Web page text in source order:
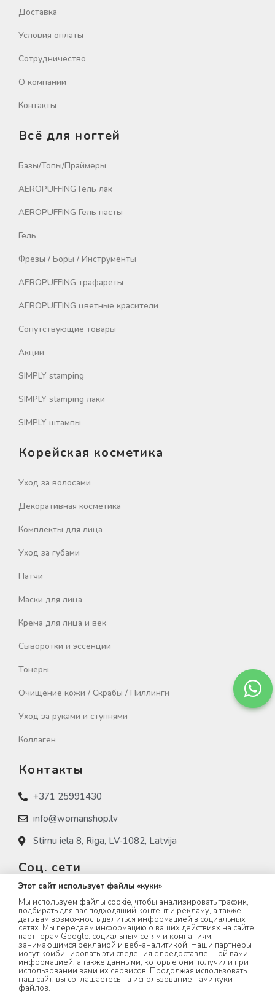
Доставка
Условия оплаты
Сотрудничество
О компании
Контакты
Всё для ногтей
Базы/Топы/Праймеры
AEROPUFFING Гель лак
AEROPUFFING Гель пасты
Гель
Фрезы / Боры / Инструменты
AEROPUFFING трафареты
AEROPUFFING цветные красители
Сопутствующие товары
Акции
SIMPLY stamping
SIMPLY stamping лаки
SIMPLY штампы
Корейская косметика
Уход за волосами
Декоративная косметика
Комплекты для лица
Уход за губами
Патчи
Маски для лица
Крема для лица и век
Сыворотки и эссенции
Тонеры
Очищение кожи / Скрабы / Пиллинги
Уход за руками и ступнями
Коллаген
Контакты
+371 25991430
info@womanshop.lv
Stirnu iela 8, Riga, LV-1082, Latvija
Соц. сети
womanshop.lv
womanshop.lv (NAIL)
womanshop.lv (KOREA)
Этот сайт использует файлы «куки»
Мы используем файлы cookie, чтобы анализировать трафик,
подбирать для вас подходящий контент и рекламу, а также
дать вам возможность делиться информацией в социальных
сетях. Мы передаем информацию о ваших действиях на сайте
партнерам Google: социальным сетям и компаниям,
занимающимся рекламой и веб-аналитикой. Наши партнеры
могут комбинировать эти сведения с предоставленной вами
информацией, а также данными, которые они получили при
использовании вами их сервисов. Продолжая использовать
наш сайт, вы соглашаетесь на использование нами куки-
файлов.